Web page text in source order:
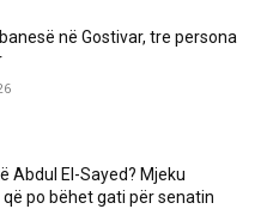
në Gostivar, tre persona
Abdul El-Sayed? Mjeku
po bëhet gati për senatin